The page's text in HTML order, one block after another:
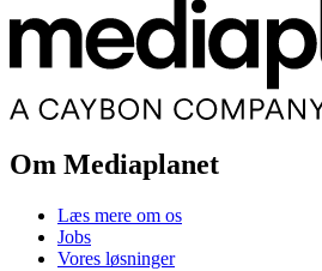
Om Mediaplanet
Læs mere om os
Jobs
Vores løsninger